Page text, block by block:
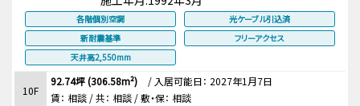
各階個別空調
光ケーブル引込済
新耐震基準
フリーアクセス
天井高2,550mm
10F
92.74坪 (306.58m²) / 入居可能日： 2027年1月7日
賃： 相談 / 共： 相談 / 敷・保： 相談